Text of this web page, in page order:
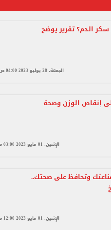
الدم؟ تقرير يوضح
الجمعة، 28 يوليو 2023 04:00 ص
إنقاص الوزن وصحة
الإثنين، 01 مايو 2023 03:00 م
مناعتك وتحافظ على صحتك..
الإثنين، 01 مايو 2023 12:00 م